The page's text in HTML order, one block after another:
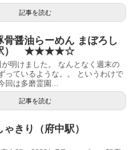
記事を読む
骨醤油らーめん まぼろし
駅） ★★★★☆
明けました。 なんとなく週末の
っているような。。 というわけで
回は多磨霊園...
記事を読む
ゃきり（府中駅）